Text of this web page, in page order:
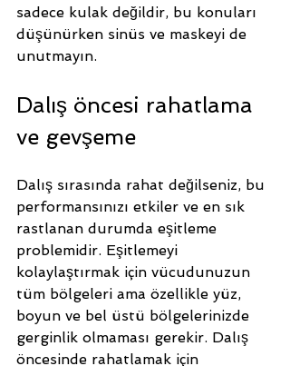
sadece kulak değildir, bu konuları
düşünürken sinüs ve maskeyi de
unutmayın.
Dalış öncesi rahatlama
ve gevşeme
Dalış sırasında rahat değilseniz, bu
performansınızı etkiler ve en sık
rastlanan durumda eşitleme
problemidir. Eşitlemeyi
kolaylaştırmak için vücudunuzun
tüm bölgeleri ama özellikle yüz,
boyun ve bel üstü bölgelerinizde
gerginlik olmaması gerekir. Dalış
öncesinde rahatlamak için